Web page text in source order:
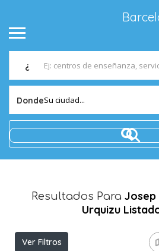
¿
DondeSu ciudad...
Resultados Para Josep
Urquizu
Ver Filtros